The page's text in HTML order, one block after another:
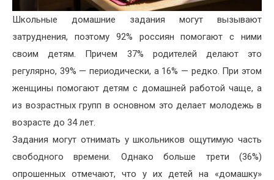
Школьные домашние задания могут вызывают
затруднения, поэтому 92% россиян помогают с ними
своим детям. Причем 37% родителей делают это
регулярно, 39% — периодически, а 16% — редко. При этом
женщины помогают детям с домашней работой чаще, а
из возрастных групп в основном это делает молодежь в
возрасте до 34 лет.
Задания могут отнимать у школьников ощутимую часть
свободного времени. Однако больше трети (36%)
опрошенных отмечают, что у их детей на «домашку»